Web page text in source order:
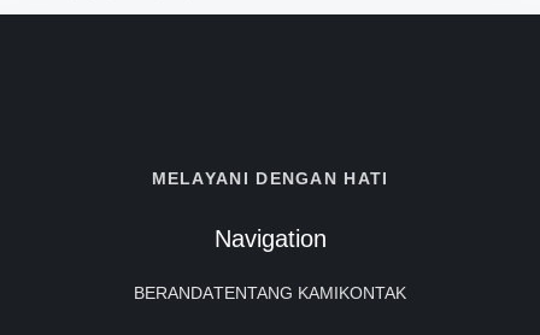
MELAYANI DENGAN HATI
Navigation
BERANDATENTANG KAMIKONTAK